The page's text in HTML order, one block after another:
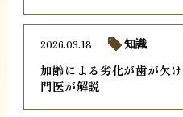
加齢による劣化が歯が欠
門医が解説
2026.03.18 知識